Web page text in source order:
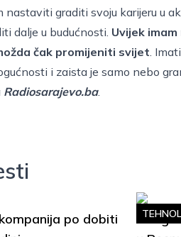
nastaviti graditi svoju karijeru u
dalje u budućnosti. Uvijek
čak promijeniti svijet.
i zaista je samo nebo
Radiosarajevo.ba.
po dobiti